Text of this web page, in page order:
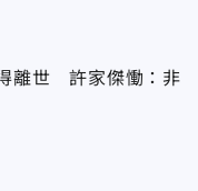
離世 許家傑慟：非